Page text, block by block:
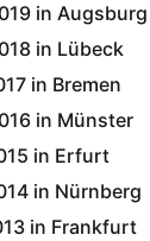
in Augsburg
in Lübeck
in Bremen
in Münster
in Erfurt
in Nürnberg
in Frankfurt